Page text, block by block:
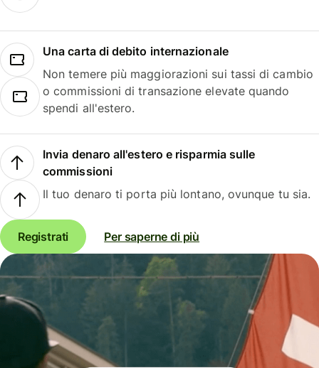
Una carta di debito internazionale
Non temere più maggiorazioni sui tassi di cambio
o commissioni di transazione elevate quando
spendi all'estero.
Invia denaro all'estero e risparmia sulle
commissioni
Il tuo denaro ti porta più lontano, ovunque tu sia.
Registrati Per saperne di più